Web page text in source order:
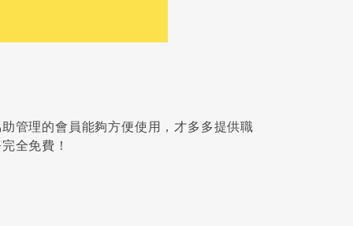
管理的會員能夠方便使用，才多多提供職
全免費！